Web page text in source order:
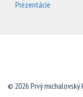
Prezentácie
© 2026 Prvý michalovský